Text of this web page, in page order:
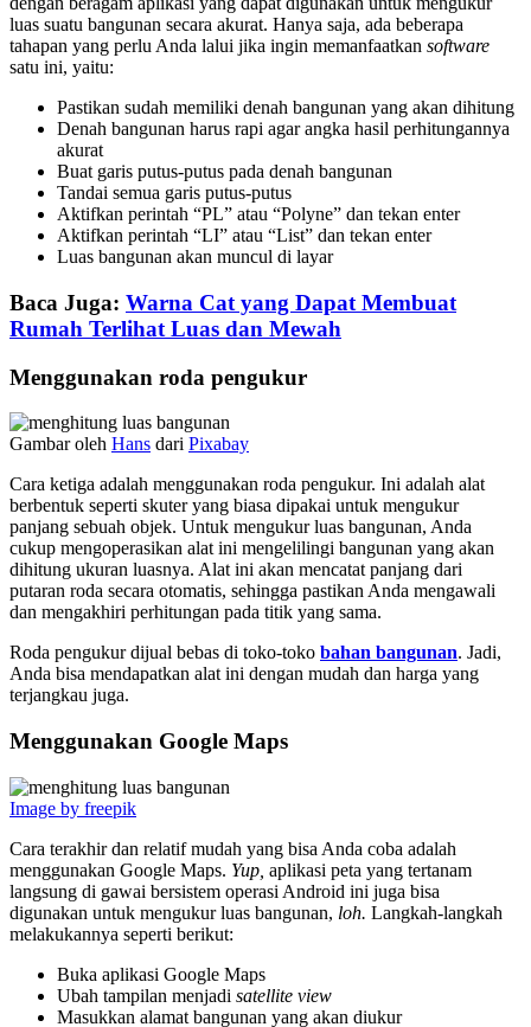
luas suatu bangunan secara akurat. Hanya saja, ada beberapa
tahapan yang perlu Anda lalui jika ingin memanfaatkan software
satu ini, yaitu:
Pastikan sudah memiliki denah bangunan yang akan dihitung
Denah bangunan harus rapi agar angka hasil perhitungannya
akurat
Buat garis putus-putus pada denah bangunan
Tandai semua garis putus-putus
Aktifkan perintah “PL” atau “Polyne” dan tekan enter
Aktifkan perintah “LI” atau “List” dan tekan enter
Luas bangunan akan muncul di layar
Baca Juga: Warna Cat yang Dapat Membuat
Rumah Terlihat Luas dan Mewah
Menggunakan roda pengukur
Gambar oleh Hans dari Pixabay
Cara ketiga adalah menggunakan roda pengukur. Ini adalah alat
berbentuk seperti skuter yang biasa dipakai untuk mengukur
panjang sebuah objek. Untuk mengukur luas bangunan, Anda
cukup mengoperasikan alat ini mengelilingi bangunan yang akan
dihitung ukuran luasnya. Alat ini akan mencatat panjang dari
putaran roda secara otomatis, sehingga pastikan Anda mengawali
dan mengakhiri perhitungan pada titik yang sama.
Roda pengukur dijual bebas di toko-toko bahan bangunan. Jadi,
Anda bisa mendapatkan alat ini dengan mudah dan harga yang
terjangkau juga.
Menggunakan Google Maps
Image by freepik
Cara terakhir dan relatif mudah yang bisa Anda coba adalah
menggunakan Google Maps. Yup, aplikasi peta yang tertanam
langsung di gawai bersistem operasi Android ini juga bisa
digunakan untuk mengukur luas bangunan, loh. Langkah-langkah
melakukannya seperti berikut:
Buka aplikasi Google Maps
Ubah tampilan menjadi satellite view
Masukkan alamat bangunan yang akan diukur